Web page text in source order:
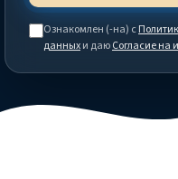
Ознакомлен (-на) с
данныхи даюСогласие на